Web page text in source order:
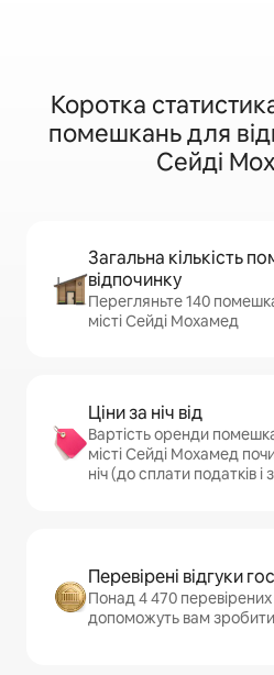
Коротка
помешкань для
Сейді
Загальна кількість
відпочинку
Перегляньте 140
місті Сейді Мохамед
Ціни за ніч від
Вартість оренди
місті Сейді Мохамед
ніч (до сплати податків і
Перевірені відгуки
Понад 4 470 перевірених
допоможуть вам зробити